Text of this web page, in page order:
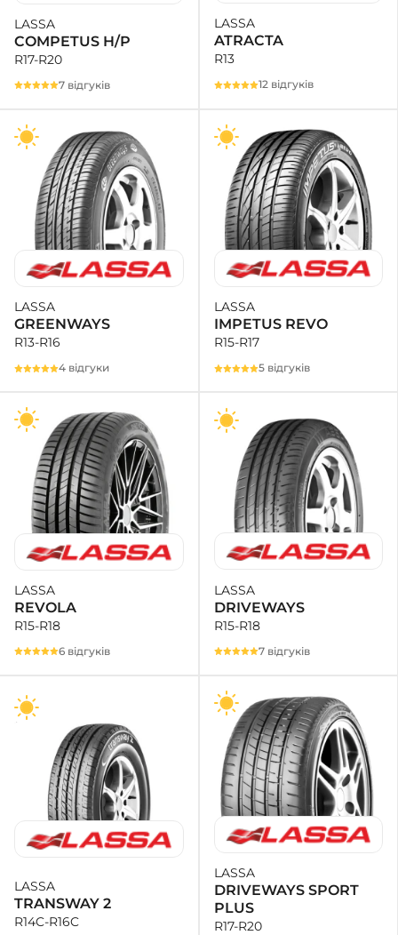
+38 (050)-911-911-2
- Щепкіна
+38 (099)-643-33-77
- Тополь
LASSA
COMPETUS H/P
R17-R20
7 відгуків
LASSA
ATRACTA
R13
12 відгуків
LASSA
GREENWAYS
R13-R16
4 відгуки
LASSA
IMPETUS REVO
R15-R17
5 відгуків
LASSA
REVOLA
R15-R18
6 відгуків
LASSA
DRIVEWAYS
R15-R18
7 відгуків
LASSA
TRANSWAY 2
R14C-R16C
LASSA
DRIVEWAYS SPORT
PLUS
R17-R20